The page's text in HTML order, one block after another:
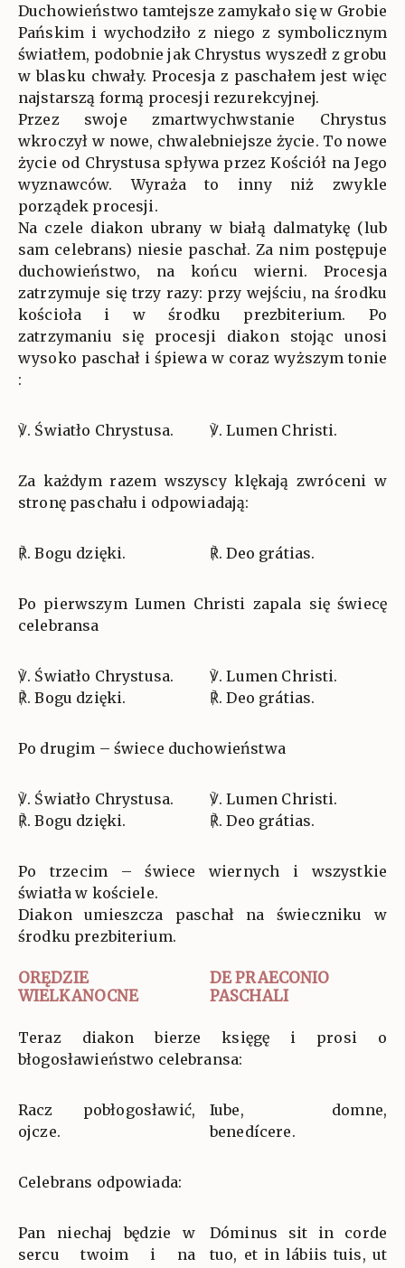
Duchowieństwo tamtejsze zamykało się w Grobie
Pańskim i wychodziło z niego z symbolicznym
światłem, podobnie jak Chrystus wyszedł z grobu
w blasku chwały. Procesja z paschałem jest więc
najstarszą formą procesji rezurekcyjnej.
Przez swoje zmartwychwstanie Chrystus
wkroczył w nowe, chwalebniejsze życie. To nowe
życie od Chrystusa spływa przez Kościół na Jego
wyznawców. Wyraża to inny niż zwykle
porządek procesji.
Na czele diakon ubrany w białą dalmatykę (lub
sam celebrans) niesie paschał. Za nim postępuje
duchowieństwo, na końcu wierni. Procesja
zatrzymuje się trzy razy: przy wejściu, na środku
kościoła i w środku prezbiterium. Po
zatrzymaniu się procesji diakon stojąc unosi
wysoko paschał i śpiewa w coraz wyższym tonie
:
℣. Światło Chrystusa. ℣. Lumen Christi.
Za każdym razem wszyscy klękają zwróceni w
stronę paschału i odpowiadają:
℟. Bogu dzięki. ℟. Deo grátias.
Po pierwszym Lumen Christi zapala się świecę
celebransa
℣. Światło Chrystusa.
℟. Bogu dzięki.
℣. Lumen Christi.
℟. Deo grátias.
Po drugim – świece duchowieństwa
℣. Światło Chrystusa.
℟. Bogu dzięki.
℣. Lumen Christi.
℟. Deo grátias.
Po trzecim – świece wiernych i wszystkie
światła w kościele.
Diakon umieszcza paschał na świeczniku w
środku prezbiterium.
ORĘDZIE
WIELKANOCNE
DE PRAECONIO
PASCHALI
Teraz diakon bierze księgę i prosi o
błogosławieństwo celebransa:
Racz pobłogosławić,
ojcze.
Iube, domne,
benedícere.
Celebrans odpowiada:
Pan niechaj będzie w
sercu twoim i na
Dóminus sit in corde
tuo, et in lábiis tuis, ut